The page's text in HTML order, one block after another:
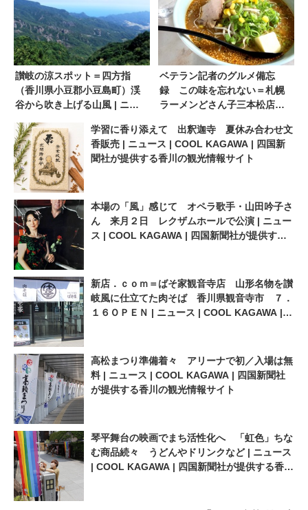
讃岐の涼スポット＝四方指
（香川県小豆郡小豆島町）渓
谷から吹き上げる山風 | ニュ
新聞社が提供する香川の観光
情報サイト
ベテラン記者のグルメ備忘
録 この味を忘れない＝札幌
ラーメンどさん子三本松店
足度高い味噌バター | ニュー
ス | COOL KAGAWA | 四国新
聞社が提供する香川の観光情
学習に香り添えて 出釈迦寺 夏休み合わせ文
香販売 | ニュース | COOL KAGAWA | 四国新
聞社が提供する香川の観光情報サイト
本場の「風」感じて オペラ歌手・山田吟子さ
ん 来月２日 レクザムホールで公演 | ニュー
ス | COOL KAGAWA | 四国新聞社が提供する
新店．ｃｏｍ＝ばそ家観音寺店 山形名物を讃
岐風に仕立てた肉そば 香川県観音寺市 ７．
１６ＯＰＥＮ | ニュース | COOL KAGAWA |
高松まつり準備着々 アリーナで初／入場は無
料 | ニュース | COOL KAGAWA | 四国新聞社
が提供する香川の観光情報サイト
琴平舞台の映画でまち活性化へ 「虹色」ちな
む商品続々 うどんやドリンクなど | ニュース
| COOL KAGAWA | 四国新聞社が提供する香川